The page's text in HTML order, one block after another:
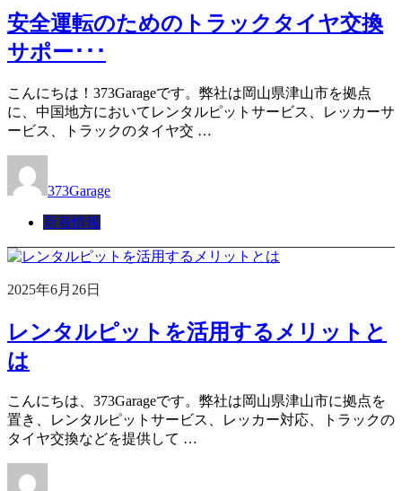
安全運転のためのトラックタイヤ交換
サポー･･･
こんにちは！373Garageです。弊社は岡山県津山市を拠点
に、中国地方においてレンタルピットサービス、レッカーサ
ービス、トラックのタイヤ交 …
373Garage
新着情報
2025年6月26日
レンタルピットを活用するメリットと
は
こんにちは、373Garageです。弊社は岡山県津山市に拠点を
置き、レンタルピットサービス、レッカー対応、トラックの
タイヤ交換などを提供して …